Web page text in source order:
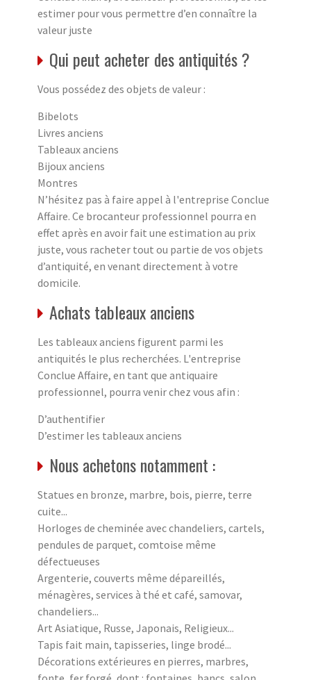
estimer pour vous permettre d’en connaître la
valeur juste
Qui peut acheter des antiquités ?
Vous possédez des objets de valeur :
Bibelots
Livres anciens
Tableaux anciens
Bijoux anciens
Montres
N’hésitez pas à faire appel à l'entreprise Conclue
Affaire. Ce brocanteur professionnel pourra en
effet après en avoir fait une estimation au prix
juste, vous racheter tout ou partie de vos objets
d’antiquité, en venant directement à votre
domicile.
Achats tableaux anciens
Les tableaux anciens figurent parmi les
antiquités le plus recherchées. L'entreprise
Conclue Affaire, en tant que antiquaire
professionnel, pourra venir chez vous afin :
D’authentifier
D’estimer les tableaux anciens
Nous achetons notamment :
Statues en bronze, marbre, bois, pierre, terre
cuite...
Horloges de cheminée avec chandeliers, cartels,
pendules de parquet, comtoise même
défectueuses
Argenterie, couverts même dépareillés,
ménagères, services à thé et café, samovar,
chandeliers...
Art Asiatique, Russe, Japonais, Religieux...
Tapis fait main, tapisseries, linge brodé...
Décorations extérieures en pierres, marbres,